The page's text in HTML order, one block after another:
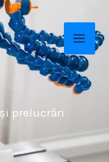
prelucrări